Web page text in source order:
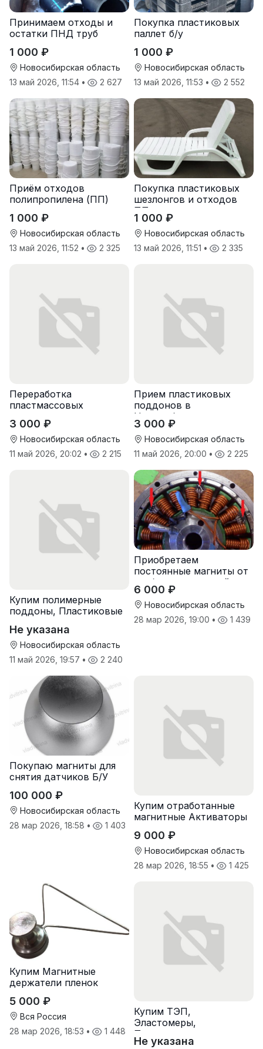
Принимаем отходы и
остатки ПНД труб
1 000 ₽
Новосибирская область
13 май 2026, 11:54 • 2 627
Покупка пластиковых
паллет б/у
1 000 ₽
Новосибирская область
13 май 2026, 11:53 • 2 552
Приём отходов
полипропилена (ПП)
1 000 ₽
Новосибирская область
13 май 2026, 11:52 • 2 325
Покупка пластиковых
шезлонгов и отходов
ПП
1 000 ₽
Новосибирская область
13 май 2026, 11:51 • 2 335
Переработка
пластмассовых
3 000 ₽
Новосибирская область
11 май 2026, 20:02 • 2 215
Прием пластиковых
поддонов в
Новосибирске
3 000 ₽
Новосибирская область
11 май 2026, 20:00 • 2 225
Купим полимерные
поддоны, Пластиковые
Не указана
Новосибирская область
11 май 2026, 19:57 • 2 240
Приобретаем
постоянные магниты от
разбора двигателей
6 000 ₽
Новосибирская область
28 мар 2026, 19:00 • 1 439
Покупаю магниты для
снятия датчиков Б/У
100 000 ₽
Новосибирская область
28 мар 2026, 18:58 • 1 403
Купим отработанные
магнитные Активаторы
9 000 ₽
Новосибирская область
28 мар 2026, 18:55 • 1 425
Купим Магнитные
держатели пленок
5 000 ₽
Вся Россия
28 мар 2026, 18:53 • 1 448
Купим ТЭП,
Эластомеры,
Полиуретаны
Не указана